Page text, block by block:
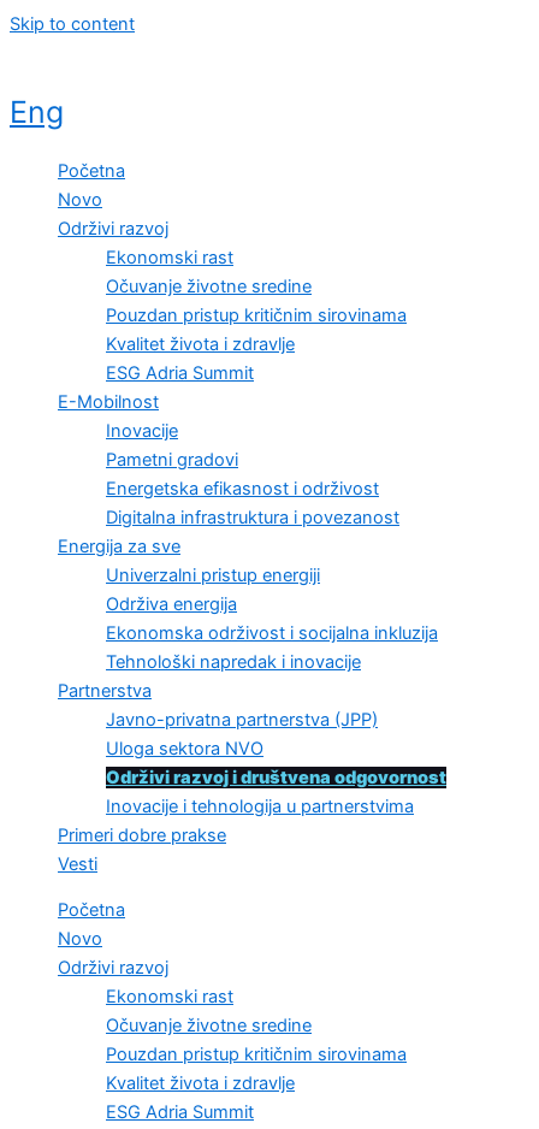
Skip to content
Eng
Početna
Novo
Održivi razvoj
Ekonomski rast
Očuvanje životne sredine
Pouzdan pristup kritičnim sirovinama
Kvalitet života i zdravlje
ESG Adria Summit
E-Mobilnost
Inovacije
Pametni gradovi
Energetska efikasnost i održivost
Digitalna infrastruktura i povezanost
Energija za sve
Univerzalni pristup energiji
Održiva energija
Ekonomska održivost i socijalna inkluzija
Tehnološki napredak i inovacije
Partnerstva
Javno-privatna partnerstva (JPP)
Uloga sektora NVO
Održivi razvoj i društvena odgovornost
Inovacije i tehnologija u partnerstvima
Primeri dobre prakse
Vesti
Početna
Novo
Održivi razvoj
Ekonomski rast
Očuvanje životne sredine
Pouzdan pristup kritičnim sirovinama
Kvalitet života i zdravlje
ESG Adria Summit